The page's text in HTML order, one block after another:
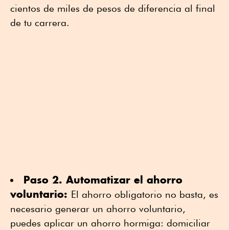
cientos de miles de pesos de diferencia al final
de tu carrera.
Paso 2. Automatizar el ahorro
voluntario: El ahorro obligatorio no basta, es
necesario generar un ahorro voluntario,
puedes aplicar un ahorro hormiga: domiciliar